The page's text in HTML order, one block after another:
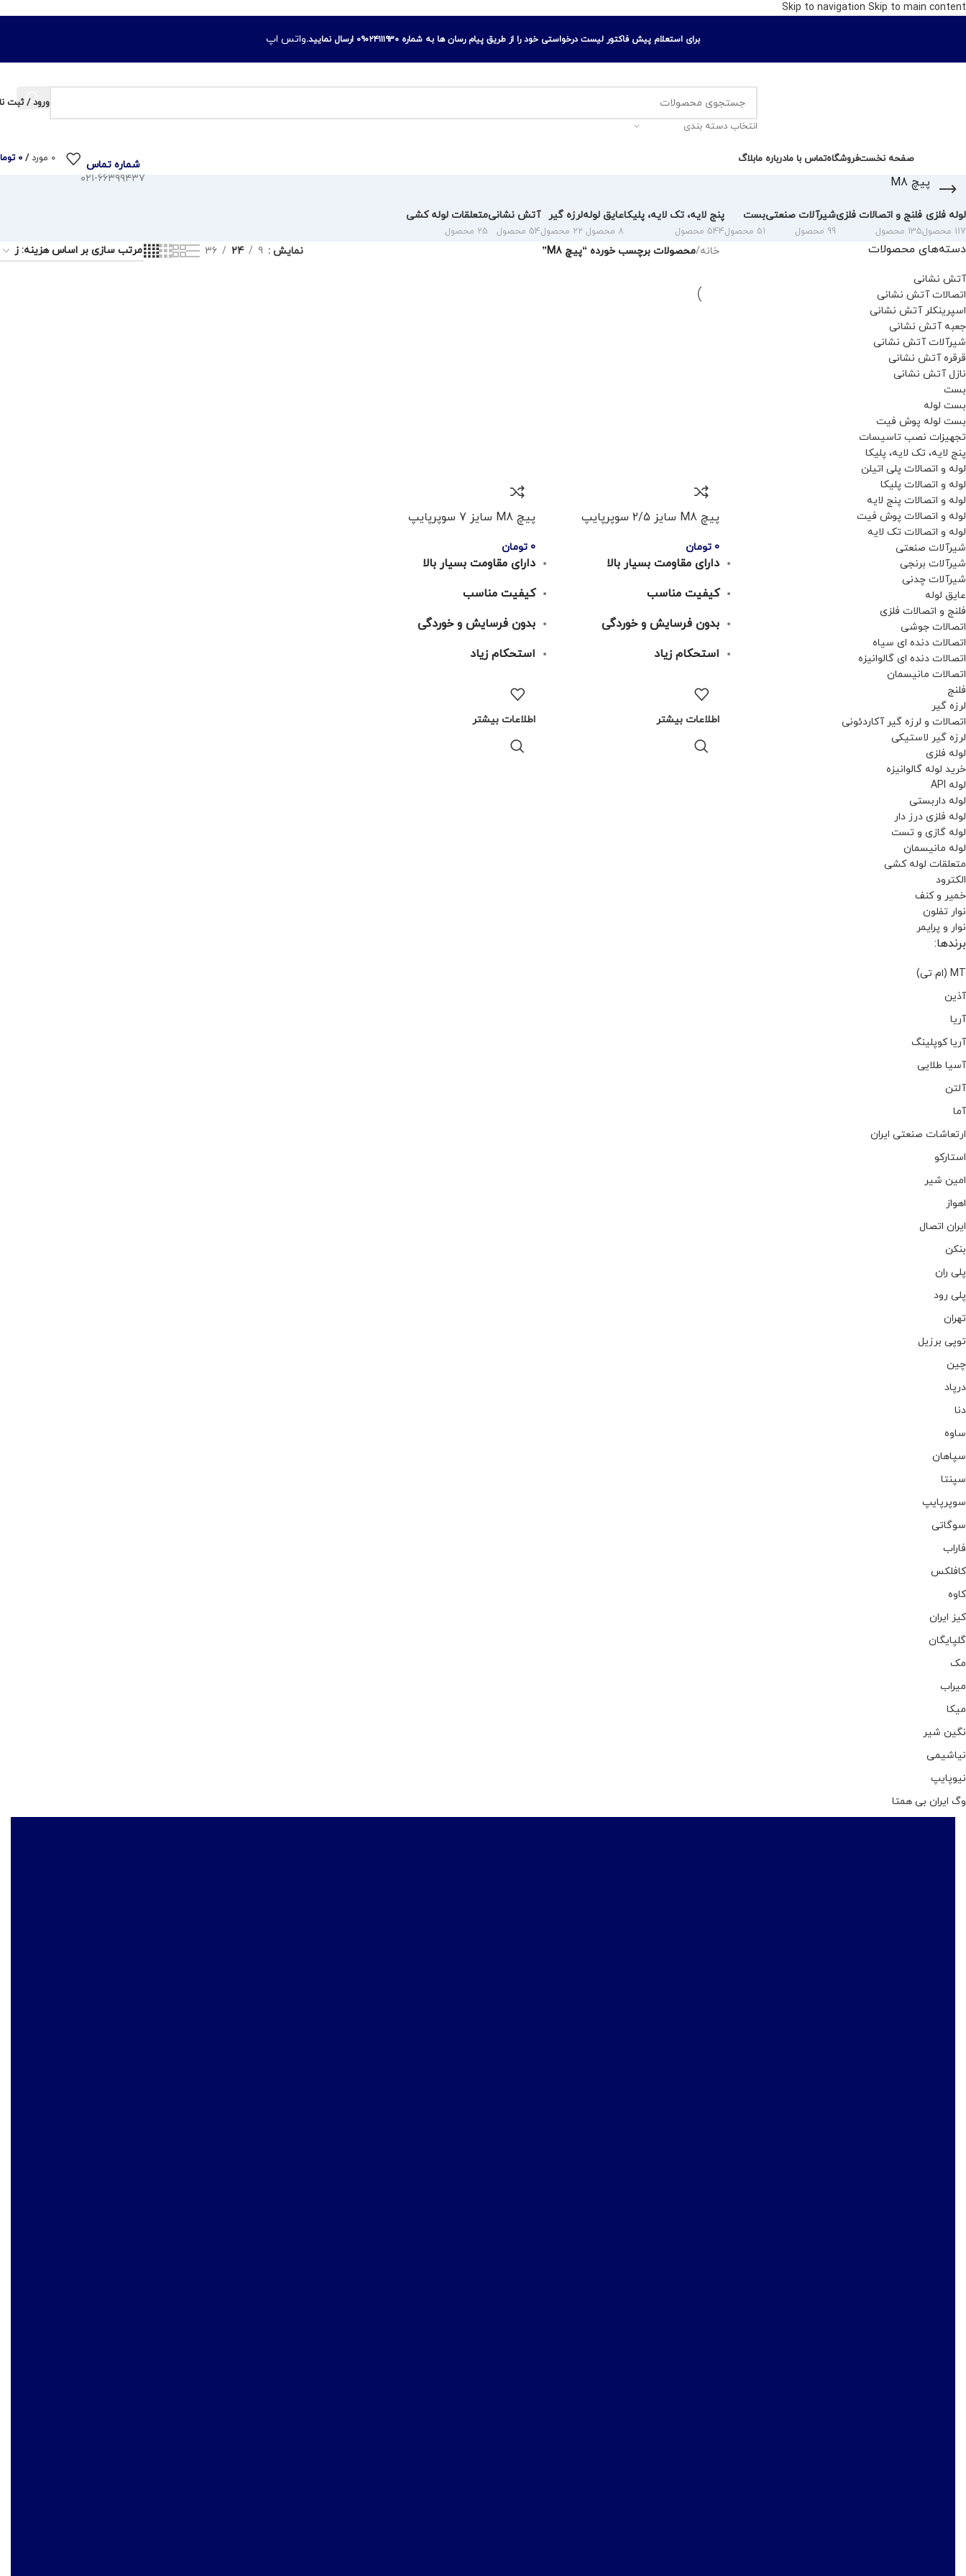
Skip to navigation Skip to main content
برای استعلام پیش فاکتور لیست درخواستی خود را از طریق پیام رسان ها به شماره ۰۹۰۲۴۱۱۱۹۳۰ ارسال نمایید. واتس اپ
انتخاب دسته بندی
ورود / ثبت
دسته هاصفحه نخستفروشگاهتماس با مادرباره مابلاگ
شماره تماس
۰۲۱-۶۶۳۹۹۴۳۷
0 مورد /
0
پیچ M8
لوله فلزی
117 محصول
فلنج و اتصالات فلزی
135 محصول
شیرآلات صنعتی
99 محصول
بست
51 محصول
پنج لایه، تک لایه، پلیکا
544 محصول
عایق لوله
8 محصول
لرزه گیر
22 محصول
آتش نشانی
54 محصول
متعلقات لوله کشی
25 محصول
دسته‌های محصولات
آتش نشانی
اتصالات آتش نشانی
اسپرینکلر آتش نشانی
جعبه آتش نشانی
شیرآلات آتش نشانی
قرقره آتش نشانی
نازل آتش نشانی
بست
بست لوله
بست لوله پوش فیت
تجهیزات نصب تاسیسات
پنج لایه، تک لایه، پلیکا
لوله و اتصالات پلی اتیلن
لوله و اتصالات پلیکا
لوله و اتصالات پنج لایه
لوله و اتصالات پوش فیت
لوله و اتصالات تک لایه
شیرآلات صنعتی
شیرآلات برنجی
شیرآلات چدنی
عایق لوله
فلنج و اتصالات فلزی
اتصالات جوشی
اتصالات دنده ای سیاه
اتصالات دنده ای گالوانیزه
اتصالات مانیسمان
فلنج
لرزه گیر
اتصالات و لرزه گیر آکاردئونی
لرزه گیر لاستیکی
لوله فلزی
خرید لوله گالوانیزه
لوله API
لوله داربستی
لوله فلزی درز دار
لوله گازی و تست
لوله مانیسمان
متعلقات لوله کشی
الکترود
خمیر و کنف
نوار تفلون
نوار و پرایمر
برندها:
MT (ام تی)
آذین
آریا
آریا کوپلینگ
آسیا طلایی
آلتن
آما
ارتعاشات صنعتی ایران
استارکو
امین شیر
اهواز
ایران اتصال
بنکن
پلی ران
پلی رود
تهران
توپی برزیل
چین
درپاد
دنا
ساوه
سپاهان
سپنتا
سوپرپایپ
سوگاتی
فاراب
کافلکس
کاوه
کیز ایران
گلپایگان
مک
میراب
میکا
نگین شیر
نیاشیمی
نیوپایپ
وگ ایران بی همتا
خانه/محصولات برچسب خورده “پیچ M8” نمایش 9
24
36
پیچ M8 سایز 2/5 سوپرپایپ
0 تومان
دارای مقاومت بسیار بالا
کیفیت مناسب
بدون فرسایش و خوردگی
استحکام زیاد
اطلاعات بیشتر
پیچ M8 سایز 7 سوپرپایپ
0 تومان
دارای مقاومت بسیار بالا
کیفیت مناسب
بدون فرسایش و خوردگی
استحکام زیاد
اطلاعات بیشتر